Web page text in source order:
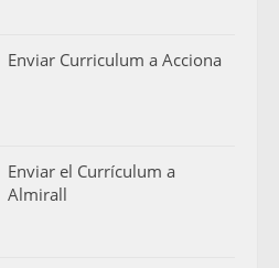
Enviar Curriculum a Acciona
Enviar el Currículum a
Almirall